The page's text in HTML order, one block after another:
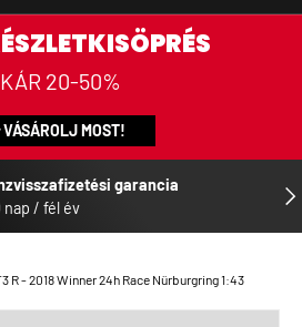
20-50%
MOST!
garancia
nap / fél év
R - 2018 Winner 24h Race Nürburgring 1:43